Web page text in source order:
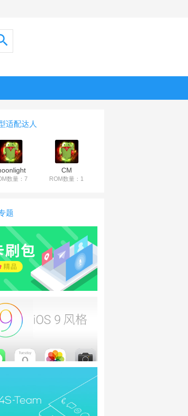
适配达人
数量：7
CM
ROM数量：1
题